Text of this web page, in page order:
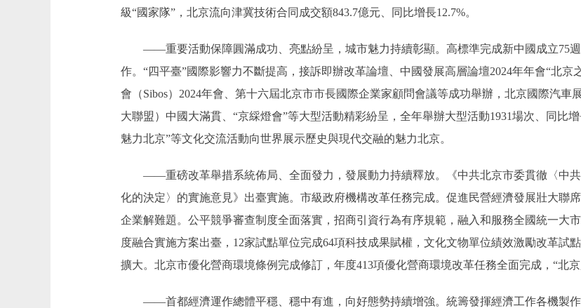
級“國家隊”，北京流向津冀技術合同成交額843.7億元、同比增長12.7%。
——重要活動保障圓滿成功、亮點紛呈，城市魅力持續彰顯。高標準完成新中國成立75週
作。“四平臺”國際影響力不斷提高，接訴即辦改革論壇、中國發展高層論壇2024年年會“北
會（Sibos）2024年會、第十六屆北京市市長國際企業家顧問會議等成功舉辦，北京國際汽
大聯盟）中國大滿貫、“京綵燈會”等大型活動精彩紛呈，全年舉辦大型活動1931場次、同比增
魅力北京”等文化交流活動向世界展示歷史與現代交融的魅力北京。
——重磅改革舉措系統佈局、全面發力，發展動力持續釋放。《中共北京市委貫徹〈中共
化的決定〉的實施意見》出臺實施。市級政府機構改革任務完成。促進民營經濟發展壯大聯
企業解難題。公平競爭審查制度全面落實，招商引資行為有序規範，融入和服務全國統一大
度融合實施方案出臺，12家試點單位完成64項科技成果賦權，文化文物單位績效激勵改革試
擴大。北京市優化營商環境條例完成修訂，年度413項優化營商環境改革任務全面完成，“北京
——首都經濟運作總體平穩、穩中有進，向好態勢持續增強。統籌發揮經濟工作各機製作